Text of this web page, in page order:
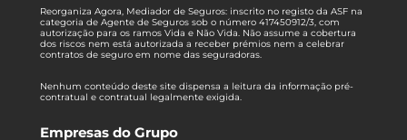
Reorganiza Agora, Mediador de Seguros: inscrito no registo da ASF na
categoria de Agente de Seguros sob o número 417450912/3, com
autorização para os ramos Vida e Não Vida. Não assume a cobertura
dos riscos nem está autorizada a receber prémios nem a celebrar
contratos de seguro em nome das seguradoras.
Nenhum conteúdo deste site dispensa a leitura da informação pré-
contratual e contratual legalmente exigida.
Empresas do Grupo